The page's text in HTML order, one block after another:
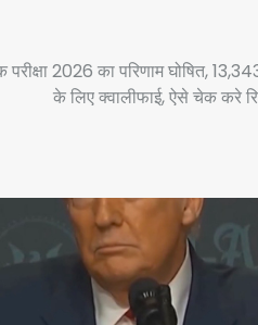
परीक्षा 2026 का परिणाम घोषित,
के लिए क्वालीफाई, ऐसे चेक करे